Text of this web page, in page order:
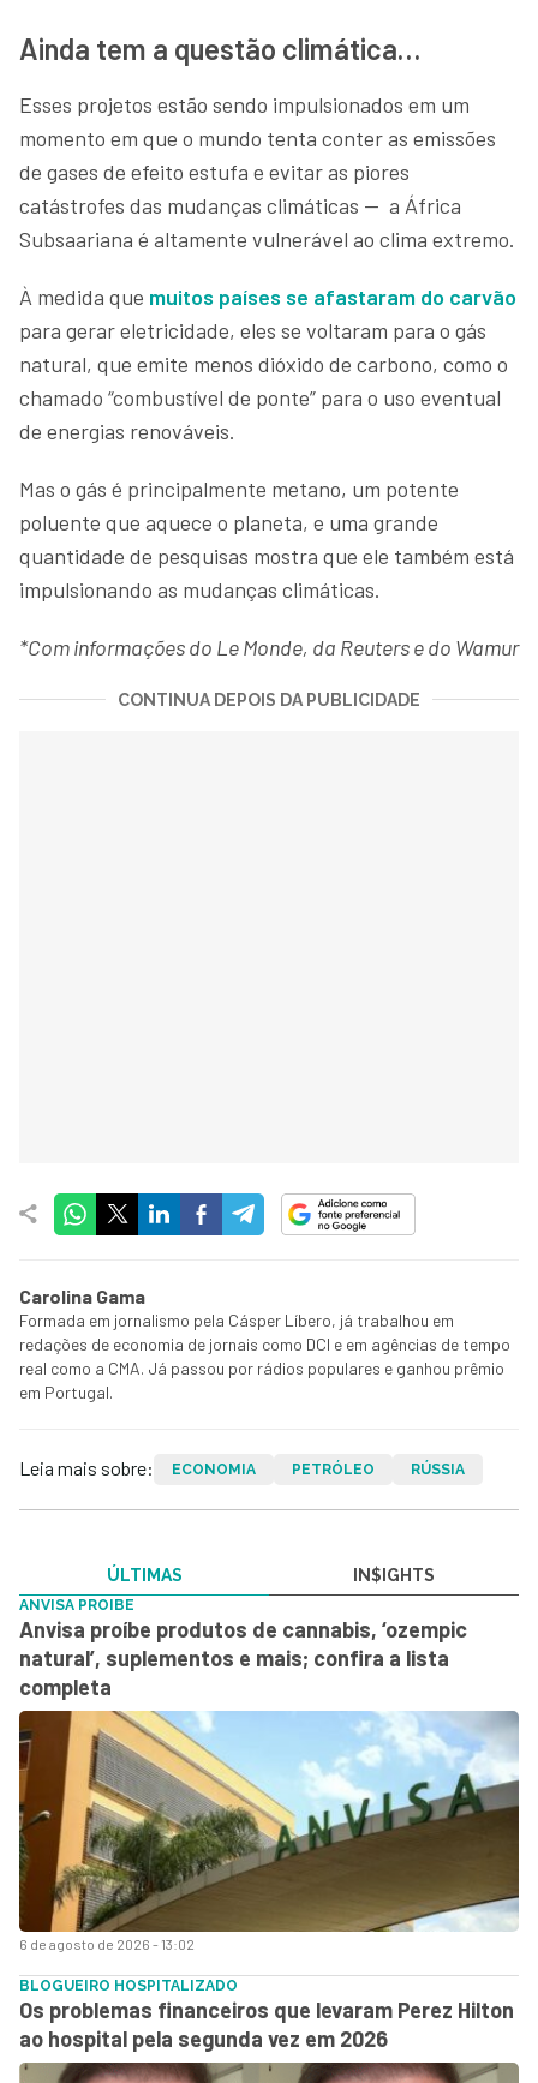
Ainda tem a questão climática…
Esses projetos estão sendo impulsionados em um
momento em que o mundo tenta conter as emissões
de gases de efeito estufa e evitar as piores
catástrofes das mudanças climáticas — a África
Subsaariana é altamente vulnerável ao clima extremo.
À medida que muitos países se afastaram do carvão
para gerar eletricidade, eles se voltaram para o gás
natural, que emite menos dióxido de carbono, como o
chamado “combustível de ponte” para o uso eventual
de energias renováveis.
Mas o gás é principalmente metano, um potente
poluente que aquece o planeta, e uma grande
quantidade de pesquisas mostra que ele também está
impulsionando as mudanças climáticas.
*Com informações do Le Monde, da Reuters e do Wamur
CONTINUA DEPOIS DA PUBLICIDADE
Carolina Gama
Formada em jornalismo pela Cásper Líbero, já trabalhou em
redações de economia de jornais como DCI e em agências de tempo
real como a CMA. Já passou por rádios populares e ganhou prêmio
em Portugal.
Leia mais sobre: ECONOMIA PETRÓLEO RÚSSIA
ÚLTIMAS IN$IGHTS
6 de agosto de 2026 - 13:02
ANVISA PROIBE
Anvisa proíbe produtos de cannabis, ‘ozempic
natural’, suplementos e mais; confira a lista
completa
BLOGUEIRO HOSPITALIZADO
Os problemas financeiros que levaram Perez Hilton
ao hospital pela segunda vez em 2026